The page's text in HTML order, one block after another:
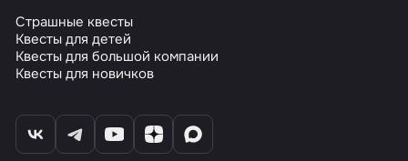
Страшные квесты
Квесты для детей
Квесты для большой компании
Квесты для новичков